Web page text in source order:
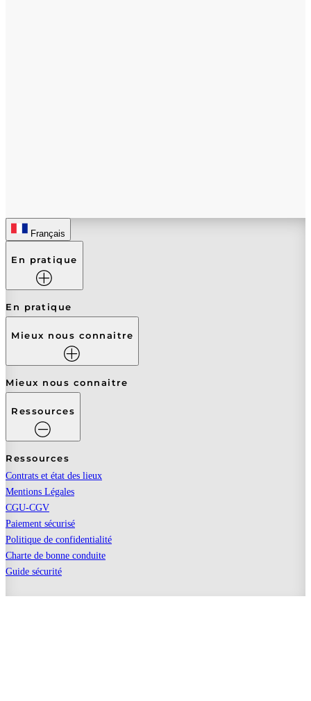
Français
En pratique
En pratique
Mieux nous connaitre
Mieux nous connaitre
Ressources
Ressources
Contrats et état des lieux
Mentions Légales
CGU-CGV
Paiement sécurisé
Politique de confidentialité
Charte de bonne conduite
Guide sécurité